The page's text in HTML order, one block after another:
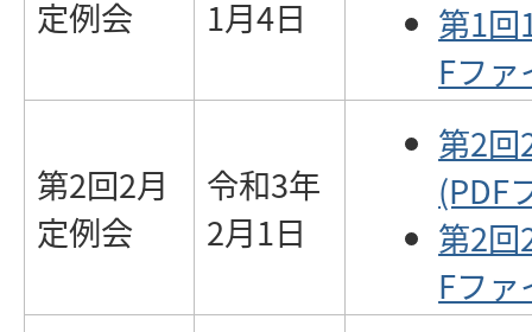
定例会
1月4日
第1回
Fフ
第2回2月
定例会
令和3年
2月1日
第2回
(PDF
第2回
Fフ